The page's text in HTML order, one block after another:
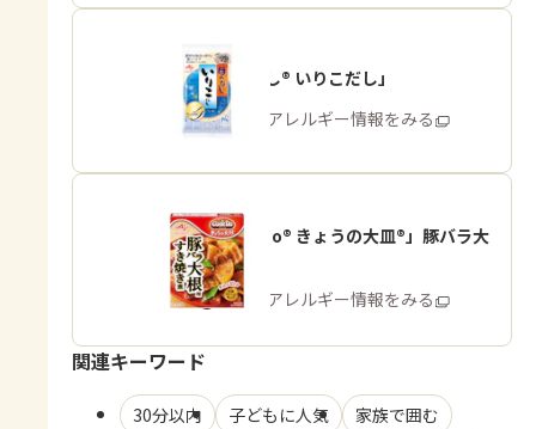
「ほんだし® いりこだし」
商品・アレルギー情報をみる
「Cook Do® きょうの大皿®」豚バラ大
根用
商品・アレルギー情報をみる
関連キーワード
30分以内 子どもに人気
家族で囲む